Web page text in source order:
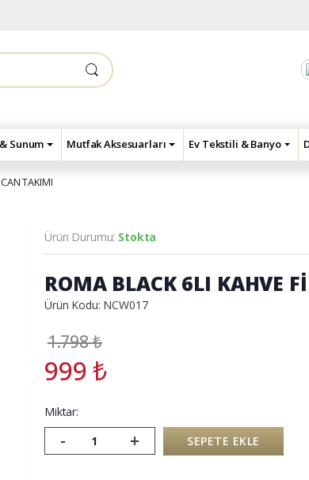
Sunum Mutfak Aksesuarları Ev Tekstili & Banyo
TAKIMI
Ürün Durumu: Stokta
ROMA BLACK 6LI KAHVE
Ürün Kodu: NCW017
1.798₺
999₺
Miktar:
- + SEPETE EKLE